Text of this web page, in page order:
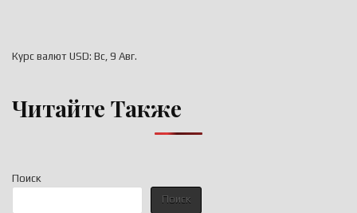
Поиск
Поиск
Курс валют USD: Вс, 9 Авг.
Читайте Также